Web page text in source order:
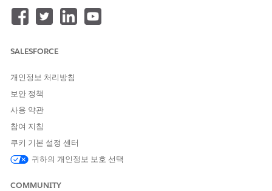
파이프라인 검사는 Lightning Experience 사용할 수 있습니다.
에디션
파이프라인 검사는 Sales가 포함된 다음 Edition에서 사용할 수 있
습니다.
Enterprise Edition
Performance Edition
Unlimited Edition
매출 인텔리전스와 함께 사용할 수도 있습니다.
SALESFORCE
개인정보 처리방침
보안 정책
사용 약관
참여 지침
쿠키 기본 설정 센터
귀하의 개인정보 보호 선택
COMMUNITY